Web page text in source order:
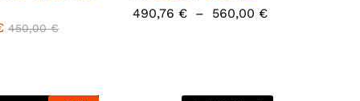
450,00€
450,00€
490,76 € – 560,00 €Plage